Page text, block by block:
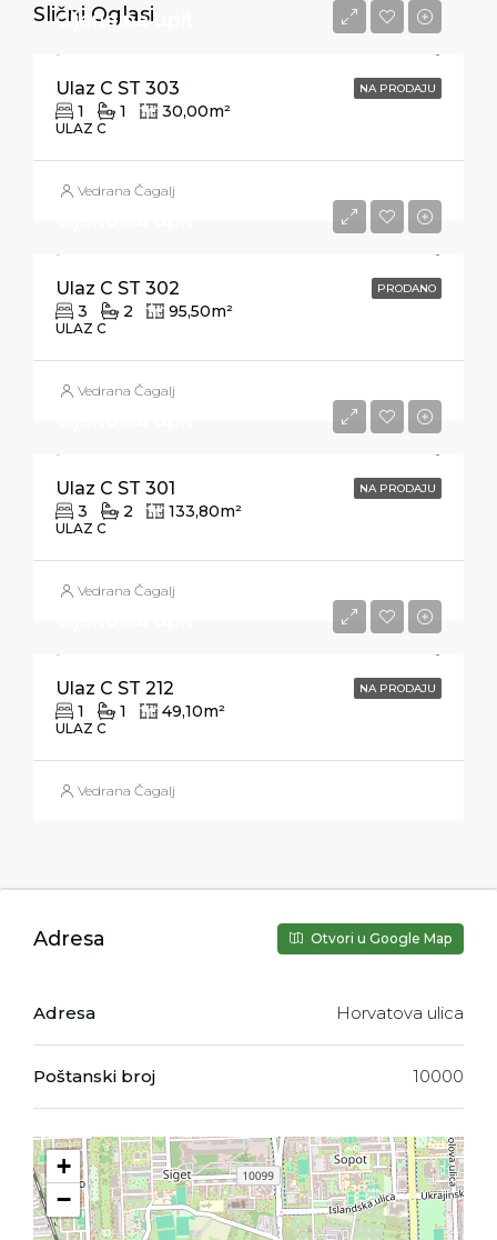
Slični Oglasi
NA PRODAJU
Cijena na upit
Ulaz C ST 303
1 1 30,00m²
ULAZ C
Vedrana Čagalj
PRODANO
Ulaz C ST 302
3 2 95,50m²
ULAZ C
Vedrana Čagalj
NA PRODAJU
Ulaz C ST 301
3 2 133,80m²
ULAZ C
Vedrana Čagalj
NA PRODAJU
Ulaz C ST 212
1 1 49,10m²
ULAZ C
Vedrana Čagalj
Adresa Otvori u Google Map
Adresa Horvatova ulica
Poštanski broj 10000
+
−